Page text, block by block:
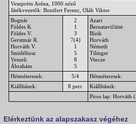
Veszprém Aréna, 1000 néző
Játékvezetők: Bonifert Ferenc, Oláh Viktor
Bognár
Földes K.
Földes V.
Gerstmár R.
Horváth V.
Smidéliusz
Veszeli
Ábrahám
2
1
3
7(4)
1
5
8
5
Azari
Bernatavičiūtė
Bízik
Horváth
Németh
Tilinger
Vincze
Hétméteresek: 5/4 Hétméteresek:
Kiállítások:
8 perc Kiállítások:
Piros lap: Horváth
Elérkeztünk az alapszakasz végéhez